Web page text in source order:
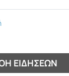
ΕΙΔΉΣΕΩΝ